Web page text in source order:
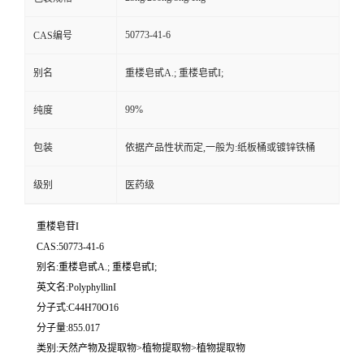
CAS编号 50773-41-6
别名 重楼皂甙A.; 重楼皂甙I;
纯度 99%
包装 依据产品性状而定,一般为:纸板桶或镀锌铁桶
级别 医药级
重楼皂苷I
CAS:50773-41-6
别名:重楼皂甙A.; 重楼皂甙I;
英文名:PolyphyllinI
分子式:C44H70O16
分子量:855.017
类别:天然产物及提取物>植物提取物>植物提取物